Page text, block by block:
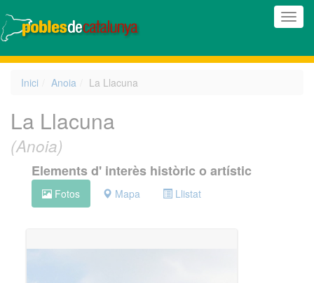
Inici Anoia La Llacuna
La Llacuna
(Anoia)
Elements d' interès històric o artístic
Fotos Mapa Llistat